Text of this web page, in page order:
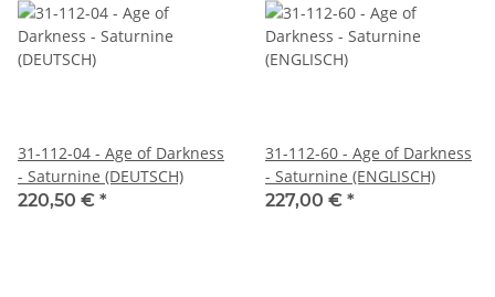
31-112-04 - Age of Darkness
- Saturnine (DEUTSCH)
220,50 € *
31-112-60 - Age of Darkness
- Saturnine (ENGLISCH)
227,00 € *